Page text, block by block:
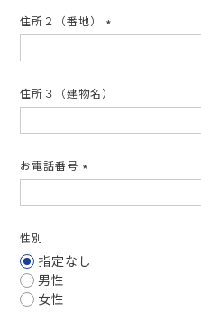
住所２（番地）
須)
住所３（建物名）
お電話番号
須)
性別
指定なし
男性
女性